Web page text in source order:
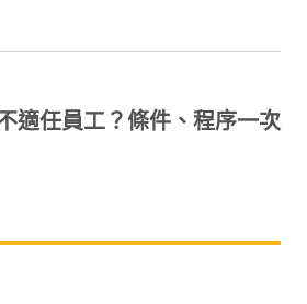
適任員工？條件、程序一次